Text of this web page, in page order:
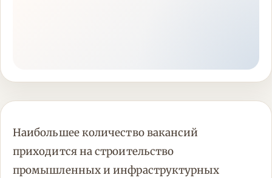
Наибольшее количество вакансий
приходится на строительство
промышленных и инфраструктурных